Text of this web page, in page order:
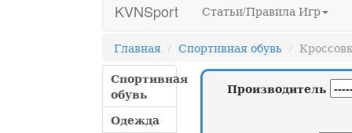
KVNSport Статьи/Правила Игр
Главная Спортивная обувь
Спортивная
обувь
Одежда
Производитель